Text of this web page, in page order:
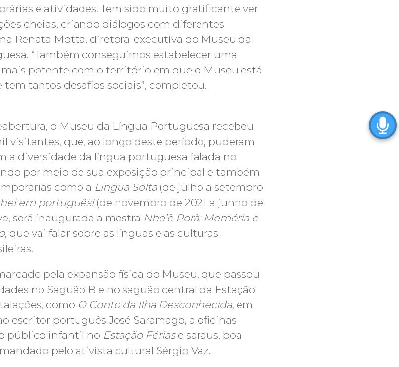
e atividades. Tem sido muito gratificante ver
cheias, criando diálogos com diferentes
Renata Motta, diretora-executiva do Museu da
“Também conseguimos estabelecer uma
potente com o território em que o Museu está
tem tantos desafios sociais”, completou.
o Museu da Língua Portuguesa recebeu
visitantes, que, ao longo deste período, puderam
a diversidade da língua portuguesa falada no
por meio de sua exposição principal e também
como a Língua Solta (de julho a setembro
em português!(de novembro de 2021 a junho de
será inaugurada a mostra Nhe’ẽ Porã: Memória e
, que vai falar sobre as línguas e as culturas
pela expansão física do Museu, que passou
no Saguão B e no saguão central da Estação
como O Conto da Ilha Desconhecida, em
escritor português José Saramago, a oficinas
público infantil no Estação Fériase saraus, boa
pelo ativista cultural Sérgio Vaz.